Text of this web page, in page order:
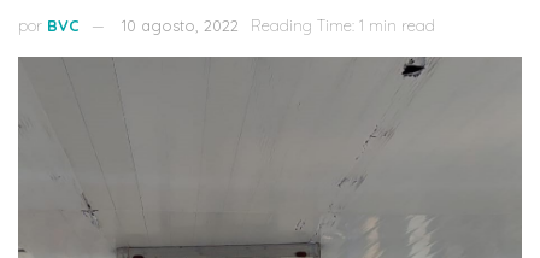
por BVC 10 agosto, 2022 Reading Time: 1 min read